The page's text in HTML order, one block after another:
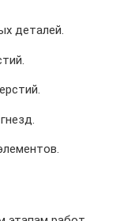
деталей.